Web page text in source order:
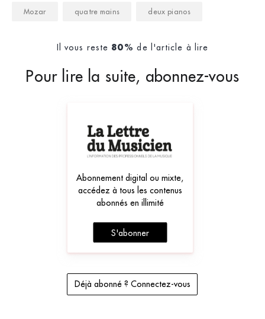
Mozar quatre mains deux pianos
Il vous reste 80% de l'article à lire
Pour lire la suite, abonnez-vous
Abonnement digital ou mixte,
accédez à tous les contenus
abonnés en illimité
S'abonner
Déjà abonné ? Connectez-vous